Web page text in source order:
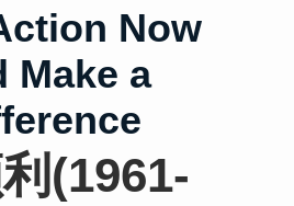
Now
Make a
(1961-